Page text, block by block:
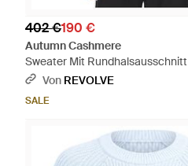
402 €190 €
Autumn Cashmere
Sweater Mit
Von REVOLVE
SALE